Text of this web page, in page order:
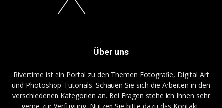
Über uns
Rivertime ist ein Portal zu den Themen Fotografie, Digital Art
und Photoshop-Tutorials. Schauen Sie sich die Arbeiten in den
verschiedenen Kategorien an. Bei Fragen stehe ich Ihnen sehr
gerne zur Verfügung. Nutzen Sie bitte dazu das Kontakt-